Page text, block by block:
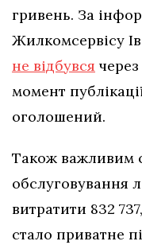
гривень. За
Жилкомсервісу
не відбувся
момент
оголошений.
Також важливим
обслуговування
витратити 832
стало приватне